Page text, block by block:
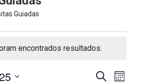
Guiadas
encontrados resultados.
Pesquisar